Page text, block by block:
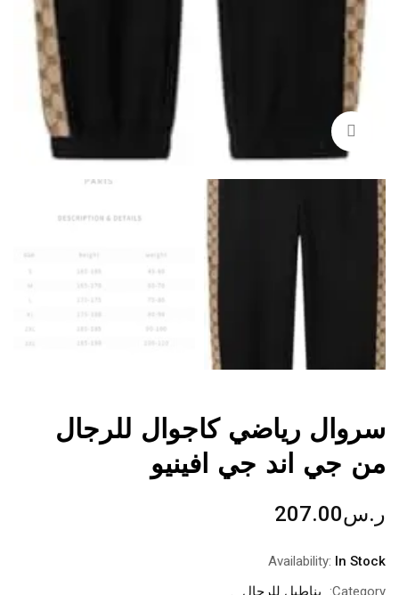
سروال رياضي كاجوال للرجال
من جي اند جي افينيو
ر.س207.00
Availability: In Stock
Category:
بناطيل للرجال